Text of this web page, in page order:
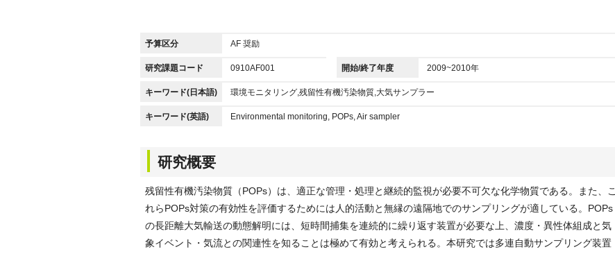
予算区分 AF 奨励
研究課題コード 0910AF001 開始/終了年度 2009~2010年
キーワード(日本語) 環境モニタリング,残留性有機汚染物質,大気サンプラー
キーワード(英語) Environmental monitoring, POPs, Air sampler
研究概要
残留性有機汚染物質（POPs）は、適正な管理・処理と継続的監視が必要不可欠な化学物質である。また、こ
れらPOPs対策の有効性を評価するためには人的活動と無縁の遠隔地でのサンプリングが適している。POPs
の長距離大気輸送の動態解明には、短時間捕集を連続的に繰り返す装置が必要な上、濃度・異性体組成と気
象イベント・気流との関連性を知ることは極めて有効と考えられる。本研究では多連自動サンプリング装置